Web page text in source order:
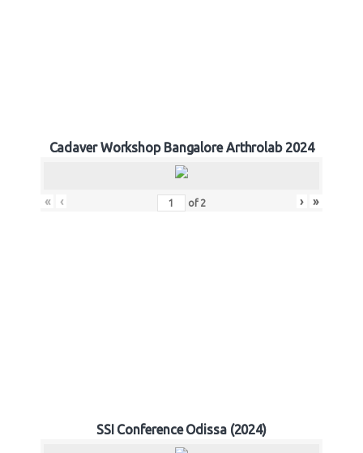
Cadaver Workshop Bangalore Arthrolab 2024
« ‹ of 2 › »
SSI Conference Odissa (2024)